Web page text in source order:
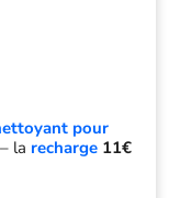
pour
la recharge 11€